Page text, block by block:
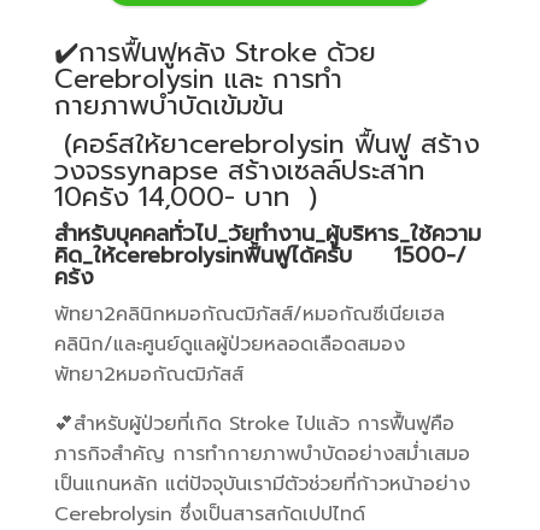
✔️การฟื้นฟูหลัง Stroke ด้วย
Cerebrolysin และ การทำ
กายภาพบำบัดเข้มข้น
(คอร์สให้ยาcerebrolysin ฟื้นฟู สร้าง
วงจรsynapse สร้างเซลล์ประสาท
10ครัง 14,000- บาท )
สำหรับบุคคลทั่วไป_วัยทำงาน_ผู้บริหาร_ใช้ความ
คิด_ให้cerebrolysinฟื้นฟูได้ครับ 1500-/
คร้ง
พัทยา2คลินิกหมอกัณฒิภัสส์/หมอกัณซีเนียเฮล
คลินิก/และศูนย์ดูแลผู้ป่วยหลอดเลือดสมอง
พัทยา2หมอกัณฒิภัสส์
💕สำหรับผู้ป่วยที่เกิด Stroke ไปแล้ว การฟื้นฟูคือ
ภารกิจสำคัญ การทำกายภาพบำบัดอย่างสม่ำเสมอ
เป็นแกนหลัก แต่ปัจจุบันเรามีตัวช่วยที่ก้าวหน้าอย่าง
Cerebrolysin ซึ่งเป็นสารสกัดเปปไทด์